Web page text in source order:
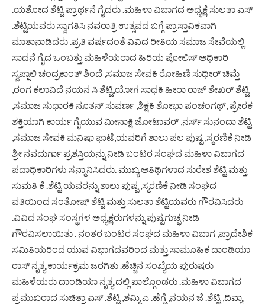
.ಯಶೋದ ಶೆಟ್ಟಿ ಪ್ರಾರ್ಥನೆ ಗೈದರು .ಮಹಿಳಾ ವಿಬಾಗದ ಅಧ್ಯಕ್ಷೆ ಸುಲತಾ ಎಸ್
.ಶೆಟ್ಟಿಯವರು ಸ್ವಾಗತಿಸಿ ನವರಾತ್ರಿ ಉತ್ಸವದ ಬಗ್ಗೆ ಪ್ರಾಸ್ತಾವಿಕವಾಗಿ
ಮಾತಾನಾಡಿದರು .ಪ್ರತಿ ವರ್ಷದಂತೆ ವಿವಿದ ರೀತಿಯ ಸಮಾಜ ಸೇವೆಯಲ್ಲಿ
ಸಾದನೆ ಗೈದ ಒಂಬತ್ತು ಮಹಿಳೆಯರಾದ ಹಿರಿಯ ಪೋಲಿಸ್ ಅಧಿಕಾರಿ
ಸ್ವಪ್ನಾಲಿ ಚಂದ್ರಕಾಂತ್ ಶಿಂದೆ ,ಸಮಾಜ ಸೇವಕಿ ರೋಹಿಣಿ ಸುಧೀರ್ ಚಿಮ್ತೆ
,ರಂಗ ಕಲಾವಿದೆ ನಯನ ಸಿ ಶೆಟ್ಟಿ,ಯೋಗ ಸಾಧಕಿ ಹೀರಾ ರಾಜ್ ಶೇಖರ್ ಶೆಟ್ಟಿ
,ಸಮಾಜ ಸುಧಾರಕಿ ನೂತನ್ ಸುವರ್ಣ ,ಶಿಕ್ಷಕಿ ಶೋಭಾ ಪಂಚಂಗಥ್, ಪ್ರೇರಕ
ಶಕ್ತಿಯಾಗಿ ಕಾರ್ಯ ಗೈಯುವ ಮೀನಾಕ್ಷಿ ಜೋಟಾವರ್ ,ನರ್ಸ್ ಸುನಂದಾ ಶೆಟ್ಟಿ
,ಸಮಾಜ ಸೇವಕಿ ಮನಿಷಾ ಫಾಟೆ,ಯವರಿಗೆ ಶಾಲು ಪಲ ಪುಷ್ಪ ,ಸ್ಮರಣಿಕೆ ನೀಡಿ
ಶ್ರೀ ನವದುರ್ಗಾ ಪ್ರಶಸ್ತಿಯನ್ನು ನೀಡಿ ಬಂಟರ ಸಂಘದ ಮಹಿಳಾ ವಿಬಾಗದ
ಪದಾಧಿಕಾರಿಗಳು ಸನ್ಮಾನಿಸಿದರು. ಮುಖ್ಯ ಅತಿಥಿಗಳಾದ ಸುರೇಶ ಶೆಟ್ಟಿ ಮತ್ತು
ಸುಮತಿ ಕೆ .ಶೆಟ್ಟಿ ಯವರನ್ನು ಶಾಲು ಪುಷ್ಪ ,ಸ್ಮರಣಿಕೆ ನೀಡಿ ಸಂಘದ
ವತಿಯಿಂದ ಸಂತೋಷ್ ಶೆಟ್ಟಿ ಮತ್ತು ಸುಲತಾ ಶೆಟ್ಟಿಯವರು ಗೌರವಿಸಿದರು
.ವಿವಿದ ಸಂಘ ಸಂಸ್ಥಗಳ ಅಧ್ಯಕ್ಷರುಗಳನ್ನು ಪುಷ್ಪಗುಚ್ಛ ನೀಡಿ
ಗೌರವಿಸಲಾಯಿತು . ನಂತರ ಬಂಟರ ಸಂಘದ ಮಹಿಳಾ ವಿಬಾಗ ,ಪ್ರಾದೇಶಿಕ
ಸಮಿತಿಯರಿಂದ ಯುವ ವಿಭಾಗದವರಿಂದ ಮತ್ತು ಸಾಮೂಹಿಕ ದಾಂಡಿಯಾ
ರಾಸ್ ನೃತ್ಯ ಕಾರ್ಯಕ್ರಮ ಜರಗಿತು .ಹೆಚ್ಚಿನ ಸಂಖ್ಯೆಯ ಪುರುಷರು
ಮಹಿಳೆಯರು ದಾಂಡಿಯಾ ನೃತ್ಯ ದಲ್ಲಿ ಪಾಲ್ಗೊಂಡರು .ಮಹಿಳಾ ವಿಬಾಗದ
ಪ್ರಮುಖರಾದ ಸುಚಿತ್ರಾ ಎಸ್ .ಶೆಟ್ಟಿ ,ಶಮ್ಮಿ ಎ .ಹೆಗ್ಡೆ ,ನಯನ ಜೆ .ಶೆಟ್ಟಿ ,ದಿವ್ಯಾ